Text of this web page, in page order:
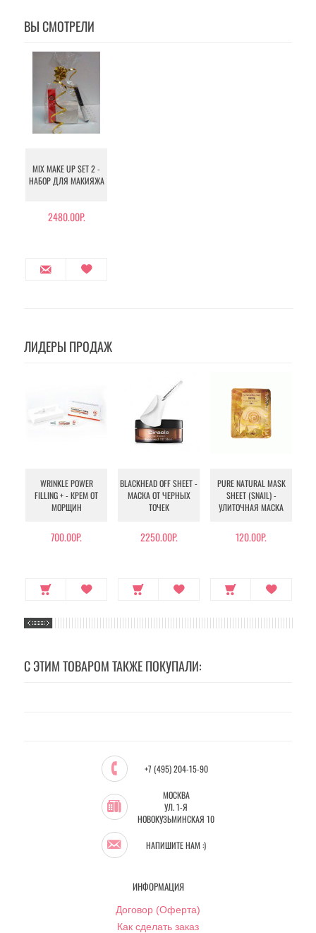
ВЫ СМОТРЕЛИ
MIX MAKE UP SET 2 -
НАБОР ДЛЯ МАКИЯЖА
2480.00Р.
ЛИДЕРЫ ПРОДАЖ
WRINKLE POWER
FILLING + - КРЕМ ОТ
МОРЩИН
700.00Р.
BLACKHEAD OFF SHEET -
МАСКА ОТ ЧЕРНЫХ
ТОЧЕК
2250.00Р.
PURE NATURAL MASK
SHEET (SNAIL) -
УЛИТОЧНАЯ МАСКА
120.00Р.
С ЭТИМ ТОВАРОМ ТАКЖЕ ПОКУПАЛИ:
+7 (495) 204-15-90
МОСКВА
УЛ. 1-Я
НОВОКУЗЬМИНСКАЯ 10
НАПИШИТЕ НАМ :)
ИНФОРМАЦИЯ
Договор (Оферта)
Как сделать заказ